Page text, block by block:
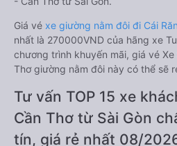
Giá vé xe giường nằm đôi đi Cái
nhất là 270000VND của hãng xe
chương trình khuyến mãi, giá vé Xe
Thơ giường nằm đôi này có thể sẽ
Tư vấn TOP 15 xe
Cần Thơ từ Sài Gòn
tín, giá rẻ nhất 08/